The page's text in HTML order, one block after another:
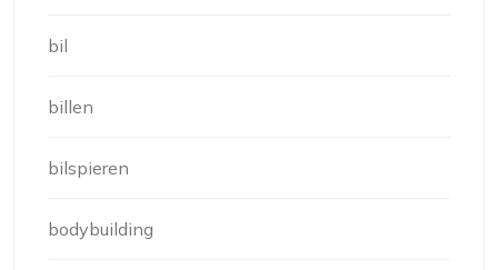
bil
billen
bilspieren
bodybuilding